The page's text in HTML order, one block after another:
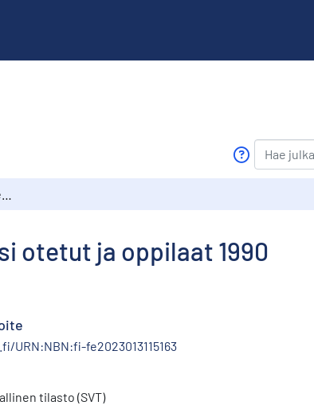
otetut ja oppilaat 1990
URN:NBN:fi-fe2023013115163
tilasto (SVT)